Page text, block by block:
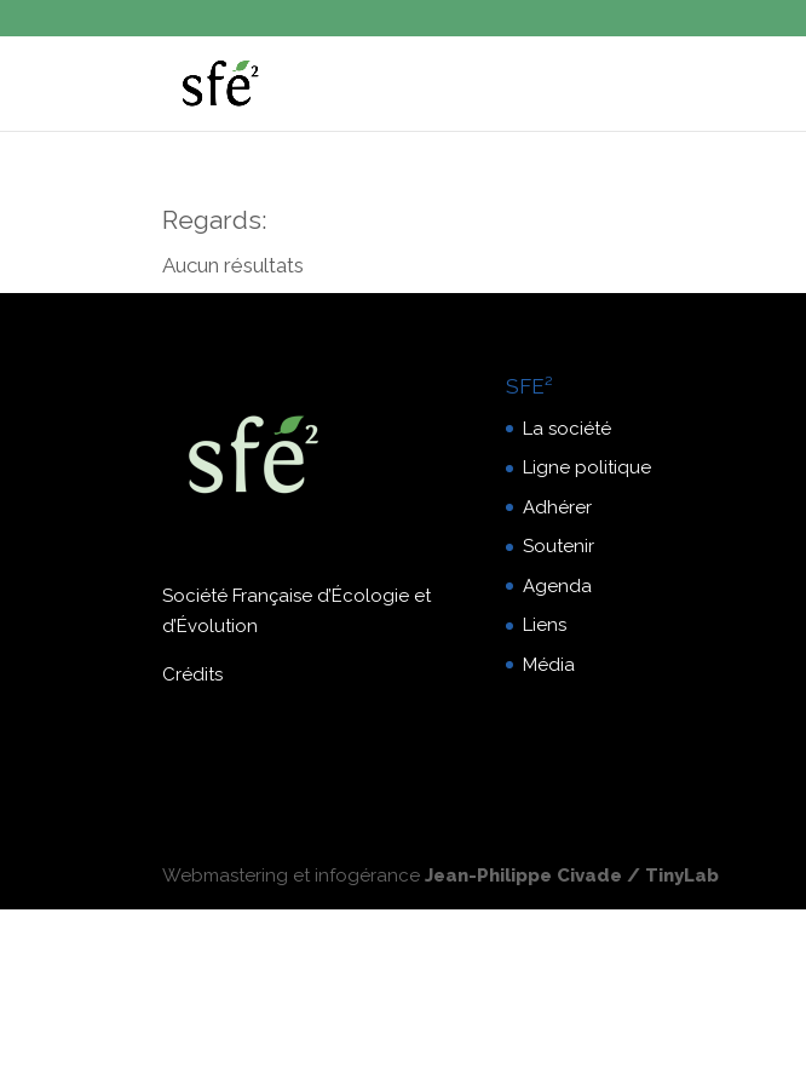
Regards:
Aucun résultats
Société Française d’Écologie et
d’Évolution
Crédits
SFE²
La société
Ligne politique
Adhérer
Soutenir
Agenda
Liens
Média
Webmastering et infogéranceJean-Philippe Civade / TinyLab